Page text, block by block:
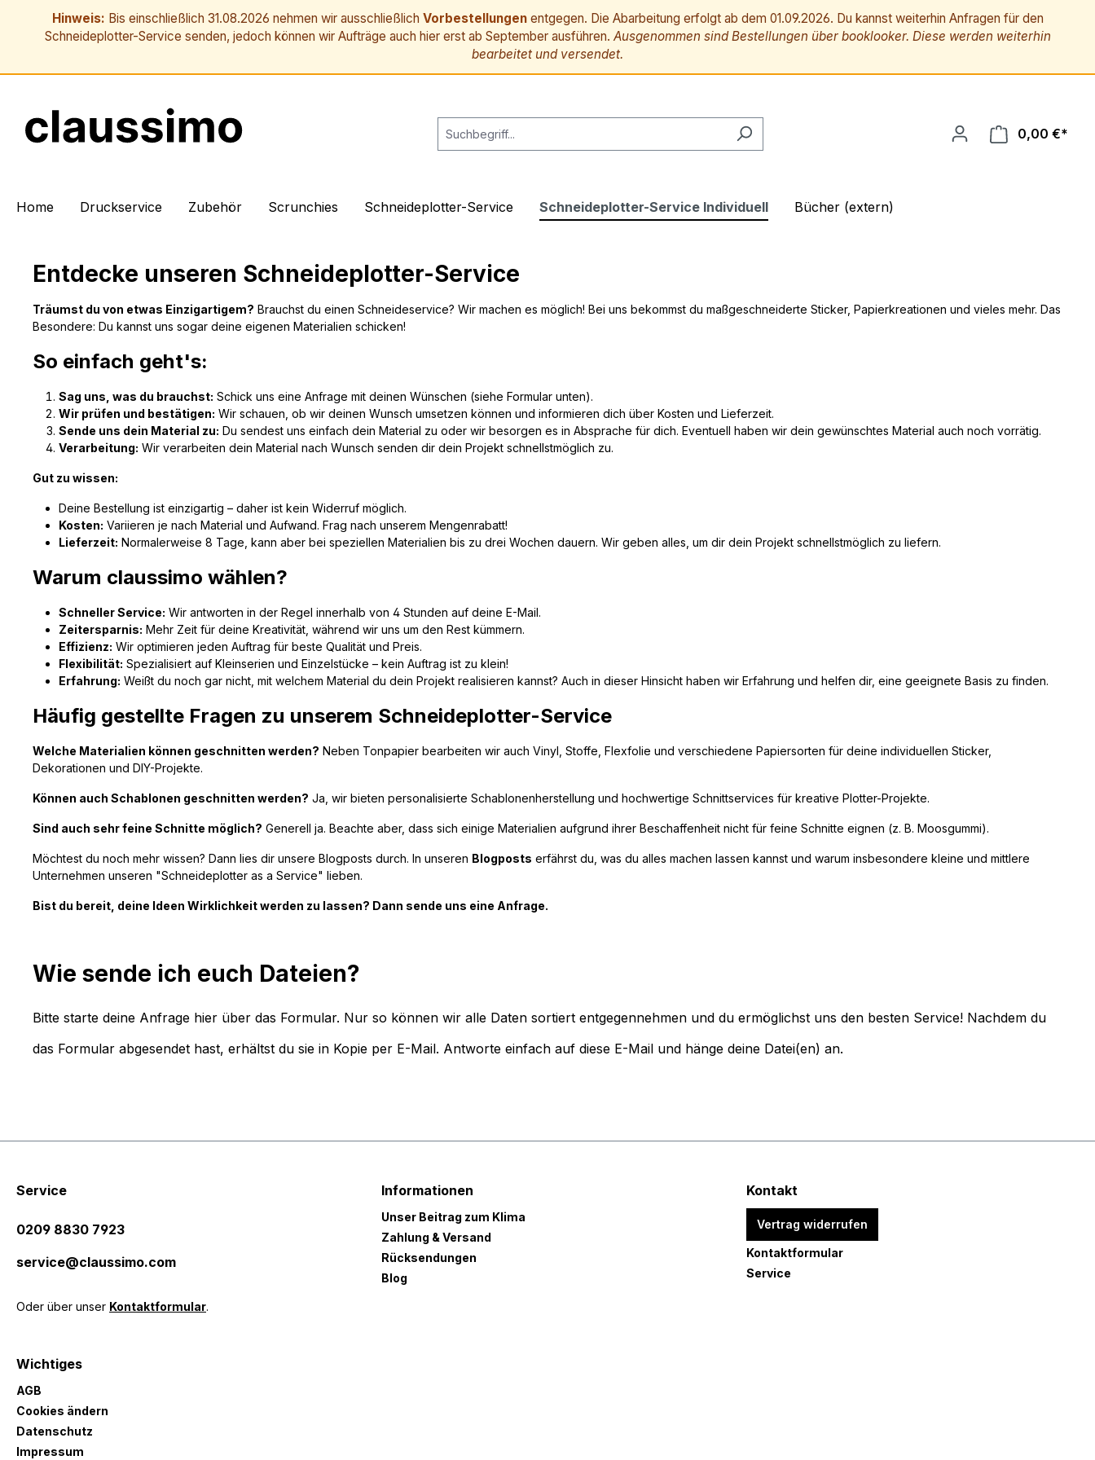
Hinweis: Bis einschließlich 31.08.2026 nehmen wir ausschließlich Vorbestellungenentgegen. Die Abarbeitung erfolgt ab dem 01.09.2026. Du kannst weiterhin Anfragen für den
Schneideplotter-Service senden, jedoch können wir Aufträge auch hier erst ab September ausführen. Ausgenommen sind Bestellungen über booklooker. Diese werden weiterhin
bearbeitet und versendet.
0,00 €*
Home Druckservice Zubehör Scrunchies Schneideplotter-Service Schneideplotter-Service Individuell Bücher (extern)
Entdecke unseren Schneideplotter-Service
Träumst du von etwas Einzigartigem? Brauchst du einen Schneideservice? Wir machen es möglich! Bei uns bekommst du maßgeschneiderte Sticker, Papierkreationen und vieles mehr. Das
Besondere: Du kannst uns sogar deine eigenen Materialien schicken!
So einfach geht's:
Sag uns, was du brauchst: Schick uns eine Anfrage mit deinen Wünschen (siehe Formular unten).
Wir prüfen und bestätigen: Wir schauen, ob wir deinen Wunsch umsetzen können und informieren dich über Kosten und Lieferzeit.
Sende uns dein Material zu: Du sendest uns einfach dein Material zu oder wir besorgen es in Absprache für dich. Eventuell haben wir dein gewünschtes Material auch noch vorrätig.
Verarbeitung: Wir verarbeiten dein Material nach Wunsch senden dir dein Projekt schnellstmöglich zu.
Gut zu wissen:
Deine Bestellung ist einzigartig – daher ist kein Widerruf möglich.
Kosten: Variieren je nach Material und Aufwand. Frag nach unserem Mengenrabatt!
Lieferzeit: Normalerweise 8 Tage, kann aber bei speziellen Materialien bis zu drei Wochen dauern. Wir geben alles, um dir dein Projekt schnellstmöglich zu liefern.
Warum claussimo wählen?
Schneller Service: Wir antworten in der Regel innerhalb von 4 Stunden auf deine E-Mail.
Zeitersparnis: Mehr Zeit für deine Kreativität, während wir uns um den Rest kümmern.
Effizienz: Wir optimieren jeden Auftrag für beste Qualität und Preis.
Flexibilität: Spezialisiert auf Kleinserien und Einzelstücke – kein Auftrag ist zu klein!
Erfahrung: Weißt du noch gar nicht, mit welchem Material du dein Projekt realisieren kannst? Auch in dieser Hinsicht haben wir Erfahrung und helfen dir, eine geeignete Basis zu finden.
Häufig gestellte Fragen zu unserem Schneideplotter-Service
Welche Materialien können geschnitten werden? Neben Tonpapier bearbeiten wir auch Vinyl, Stoffe, Flexfolie und verschiedene Papiersorten für deine individuellen Sticker,
Dekorationen und DIY-Projekte.
Können auch Schablonen geschnitten werden? Ja, wir bieten personalisierte Schablonenherstellung und hochwertige Schnittservices für kreative Plotter-Projekte.
Sind auch sehr feine Schnitte möglich? Generell ja. Beachte aber, dass sich einige Materialien aufgrund ihrer Beschaffenheit nicht für feine Schnitte eignen (z. B. Moosgummi).
Möchtest du noch mehr wissen? Dann lies dir unsere Blogposts durch. In unseren Blogposts erfährst du, was du alles machen lassen kannst und warum insbesondere kleine und mittlere
Unternehmen unseren "Schneideplotter as a Service" lieben.
Bist du bereit, deine Ideen Wirklichkeit werden zu lassen? Dann sende uns eine Anfrage.
Wie sende ich euch Dateien?
Bitte starte deine Anfrage hier über das Formular. Nur so können wir alle Daten sortiert entgegennehmen und du ermöglichst uns den besten Service! Nachdem du
das Formular abgesendet hast, erhältst du sie in Kopie per E-Mail. Antworte einfach auf diese E-Mail und hänge deine Datei(en) an.
Service
0209 8830 7923
service@claussimo.com
Oder über unser Kontaktformular.
Informationen
Unser Beitrag zum Klima
Zahlung & Versand
Rücksendungen
Blog
Kontakt
Vertrag widerrufen
Kontaktformular
Service
Wichtiges
AGB
Cookies ändern
Datenschutz
Impressum